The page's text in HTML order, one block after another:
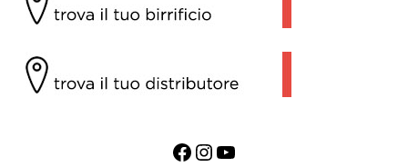
Facebook InstagramYouTube